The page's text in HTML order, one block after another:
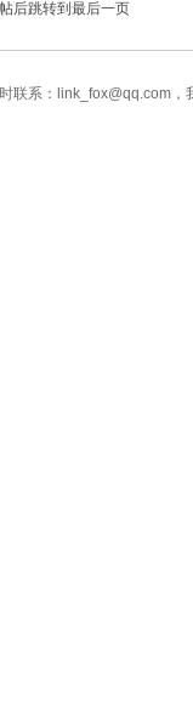
后跳转到最后一页
联系：link_fox@qq.com，